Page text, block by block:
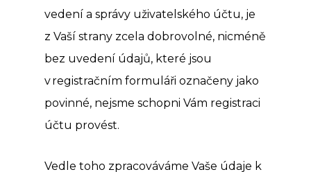
vedení a správy uživatelského účtu, je
z Vaší strany zcela dobrovolné, nicméně
bez uvedení údajů, které jsou
v registračním formuláři označeny jako
povinné, nejsme schopni Vám registraci
účtu provést.
Vedle toho zpracováváme Vaše údaje k